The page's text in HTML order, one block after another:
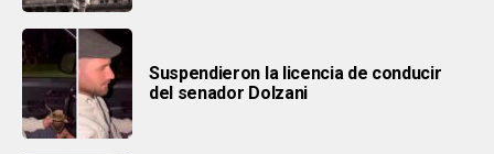
Suspendieron la licencia de conducir
del senador Dolzani